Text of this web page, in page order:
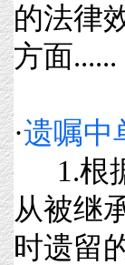
的法律
方面......
·遗嘱中
1.根
从被继
时遗留